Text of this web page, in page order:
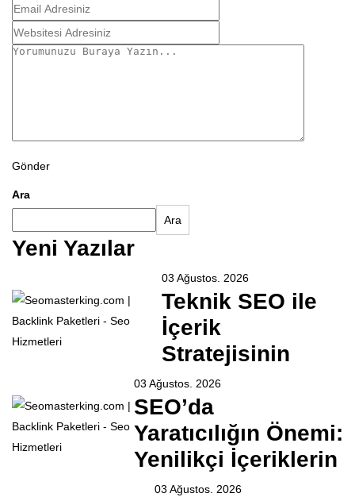
Gönder
Ara
Ara
Yeni Yazılar
03 Ağustos. 2026
Teknik SEO ile
İçerik
Stratejisinin
03 Ağustos. 2026
SEO’da
Yaratıcılığın Önemi:
Yenilikçi İçeriklerin
03 Ağustos. 2026